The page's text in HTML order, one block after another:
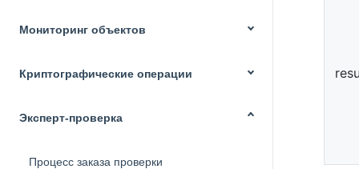
Мониторинг объектов
Криптографические операции
Эксперт-проверка
Процесс заказа проверки